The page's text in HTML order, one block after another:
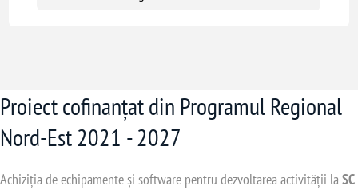
Proiect cofinanțat din Programul Regional
Nord-Est 2021 - 2027
Achiziția de echipamente și software pentru dezvoltarea activității la SC